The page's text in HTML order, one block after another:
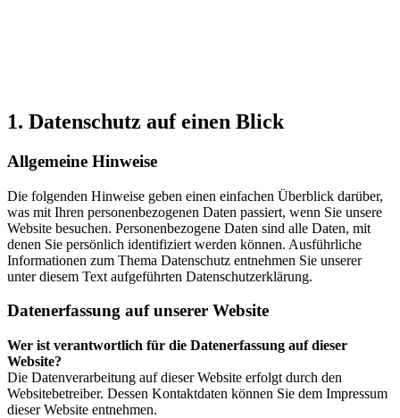
1. Datenschutz auf einen Blick
Allgemeine Hinweise
Die folgenden Hinweise geben einen einfachen Überblick darüber,
was mit Ihren personenbezogenen Daten passiert, wenn Sie unsere
Website besuchen. Personenbezogene Daten sind alle Daten, mit
denen Sie persönlich identifiziert werden können. Ausführliche
Informationen zum Thema Datenschutz entnehmen Sie unserer
unter diesem Text aufgeführten Datenschutzerklärung.
Datenerfassung auf unserer Website
Wer ist verantwortlich für die Datenerfassung auf dieser
Website?
Die Datenverarbeitung auf dieser Website erfolgt durch den
Websitebetreiber. Dessen Kontaktdaten können Sie dem Impressum
dieser Website entnehmen.